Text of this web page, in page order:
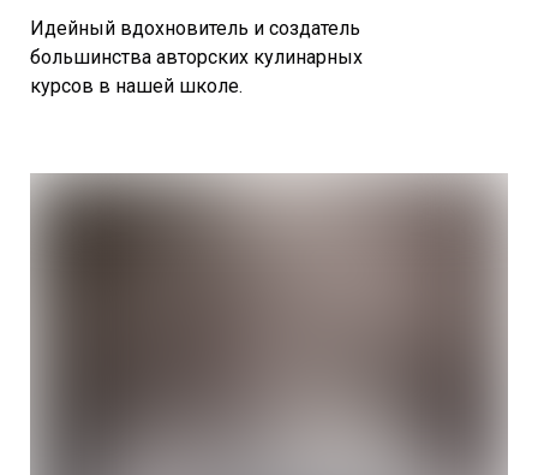
Идейный вдохновитель и создатель
большинства авторских кулинарных
курсов в нашей школе.